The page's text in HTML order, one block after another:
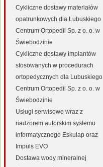
Cykliczne dostawy materiałów
opatrunkowych dla Lubuskiego
Centrum Ortopedii Sp. z o. o. w
Świebodzinie
Cykliczne dostawy implantów
stosowanych w procedurach
ortopedycznych dla Lubuskiego
Centrum Ortopedii Sp. z o. o. w
Świebodzinie
Usługi serwisowe wraz z
nadzorem autorskim systemu
informatycznego Eskulap oraz
Impuls EVO
Dostawa wody mineralnej